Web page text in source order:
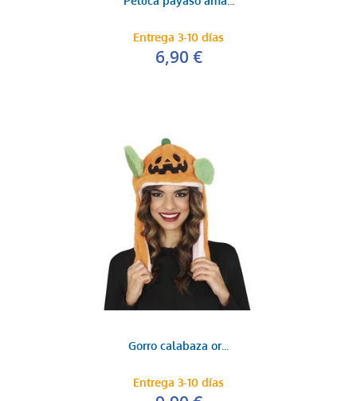
Entrega 3-10 días
6,90 €
Gorro calabaza or...
Entrega 3-10 días